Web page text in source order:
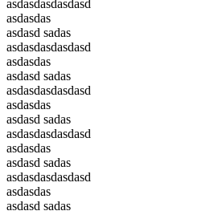
asdasdasdasdasd
asdasdas
asdasd sadas
asdasdasdasdasd
asdasdas
asdasd sadas
asdasdasdasdasd
asdasdas
asdasd sadas
asdasdasdasdasd
asdasdas
asdasd sadas
asdasdasdasdasd
asdasdas
asdasd sadas